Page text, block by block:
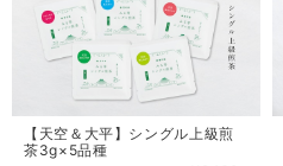
【天空＆大平】シングル上級煎
茶3g×5品種